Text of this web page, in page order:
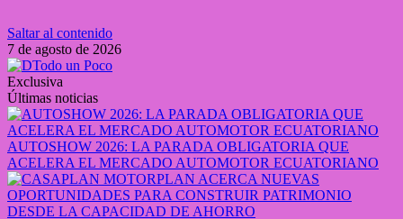
Saltar al contenido
7 de agosto de 2026
Exclusiva
Últimas noticias
AUTOSHOW 2026: LA PARADA OBLIGATORIA QUE
ACELERA EL MERCADO AUTOMOTOR ECUATORIANO